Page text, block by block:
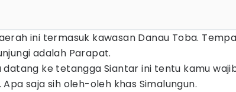
ini termasuk kawasan Danau Toba.
adalah Parapat.
datang ke tetangga Siantar ini tentu kamu
saja sih oleh-oleh khas Simalungun.